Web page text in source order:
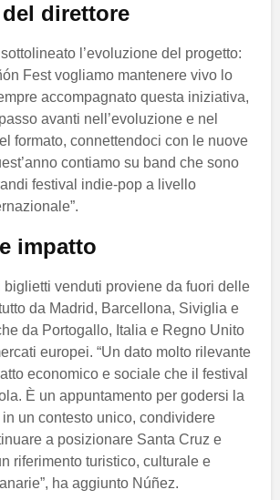
direttore
l’evoluzione del progetto:
Fest vogliamo mantenere vivo lo
accompagnato questa iniziativa,
avanti nell’evoluzione e nel
formato, connettendoci con le nuove
contiamo su band che sono
festival indie-pop a livello
impatto
biglietti venduti proviene da fuori delle
da Madrid, Barcellona, Siviglia e
da Portogallo, Italia e Regno Unito
europei. “Un dato molto rilevante
economico e sociale che il festival
È un appuntamento per godersi la
un contesto unico, condividere
a posizionare Santa Cruz e
riferimento turistico, culturale e
ha aggiunto Núñez.